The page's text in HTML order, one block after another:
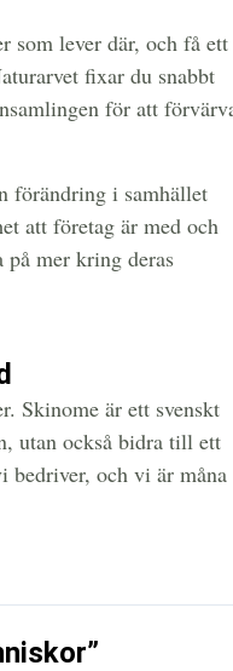
som lever där, och få ett
fixar du snabbt
för att
förändring i samhället
att företag är med och
mer kring deras
Skinome är ett svenskt
utan också bidra till ett
bedriver, och vi är måna